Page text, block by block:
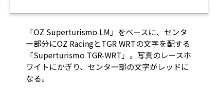
「OZ Superturismo LM」をベースに、センタ
ー部分にOZ RacingとTGR WRTの文字を配する
「Superturismo TGR-WRT」。写真のレースホ
ワイトにかぎり、センター部の文字がレッドに
なる。